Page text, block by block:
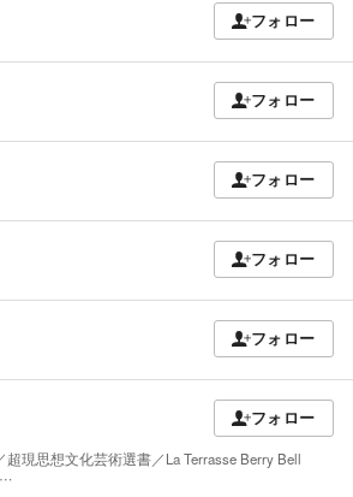
フォロー
フォロー
フォロー
フォロー
フォロー
フォロー
現思想文化芸術選書／La Terrasse Berry Bell